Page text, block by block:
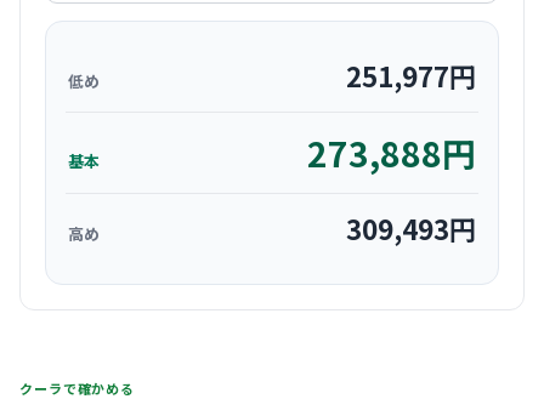
低め 251,977円
基本 273,888円
高め 309,493円
クーラで確かめる